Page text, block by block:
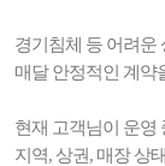
경기침체 등 어려운
매달 안정적인 계약
현재 고객님이 운영
지역, 상권, 매장 상